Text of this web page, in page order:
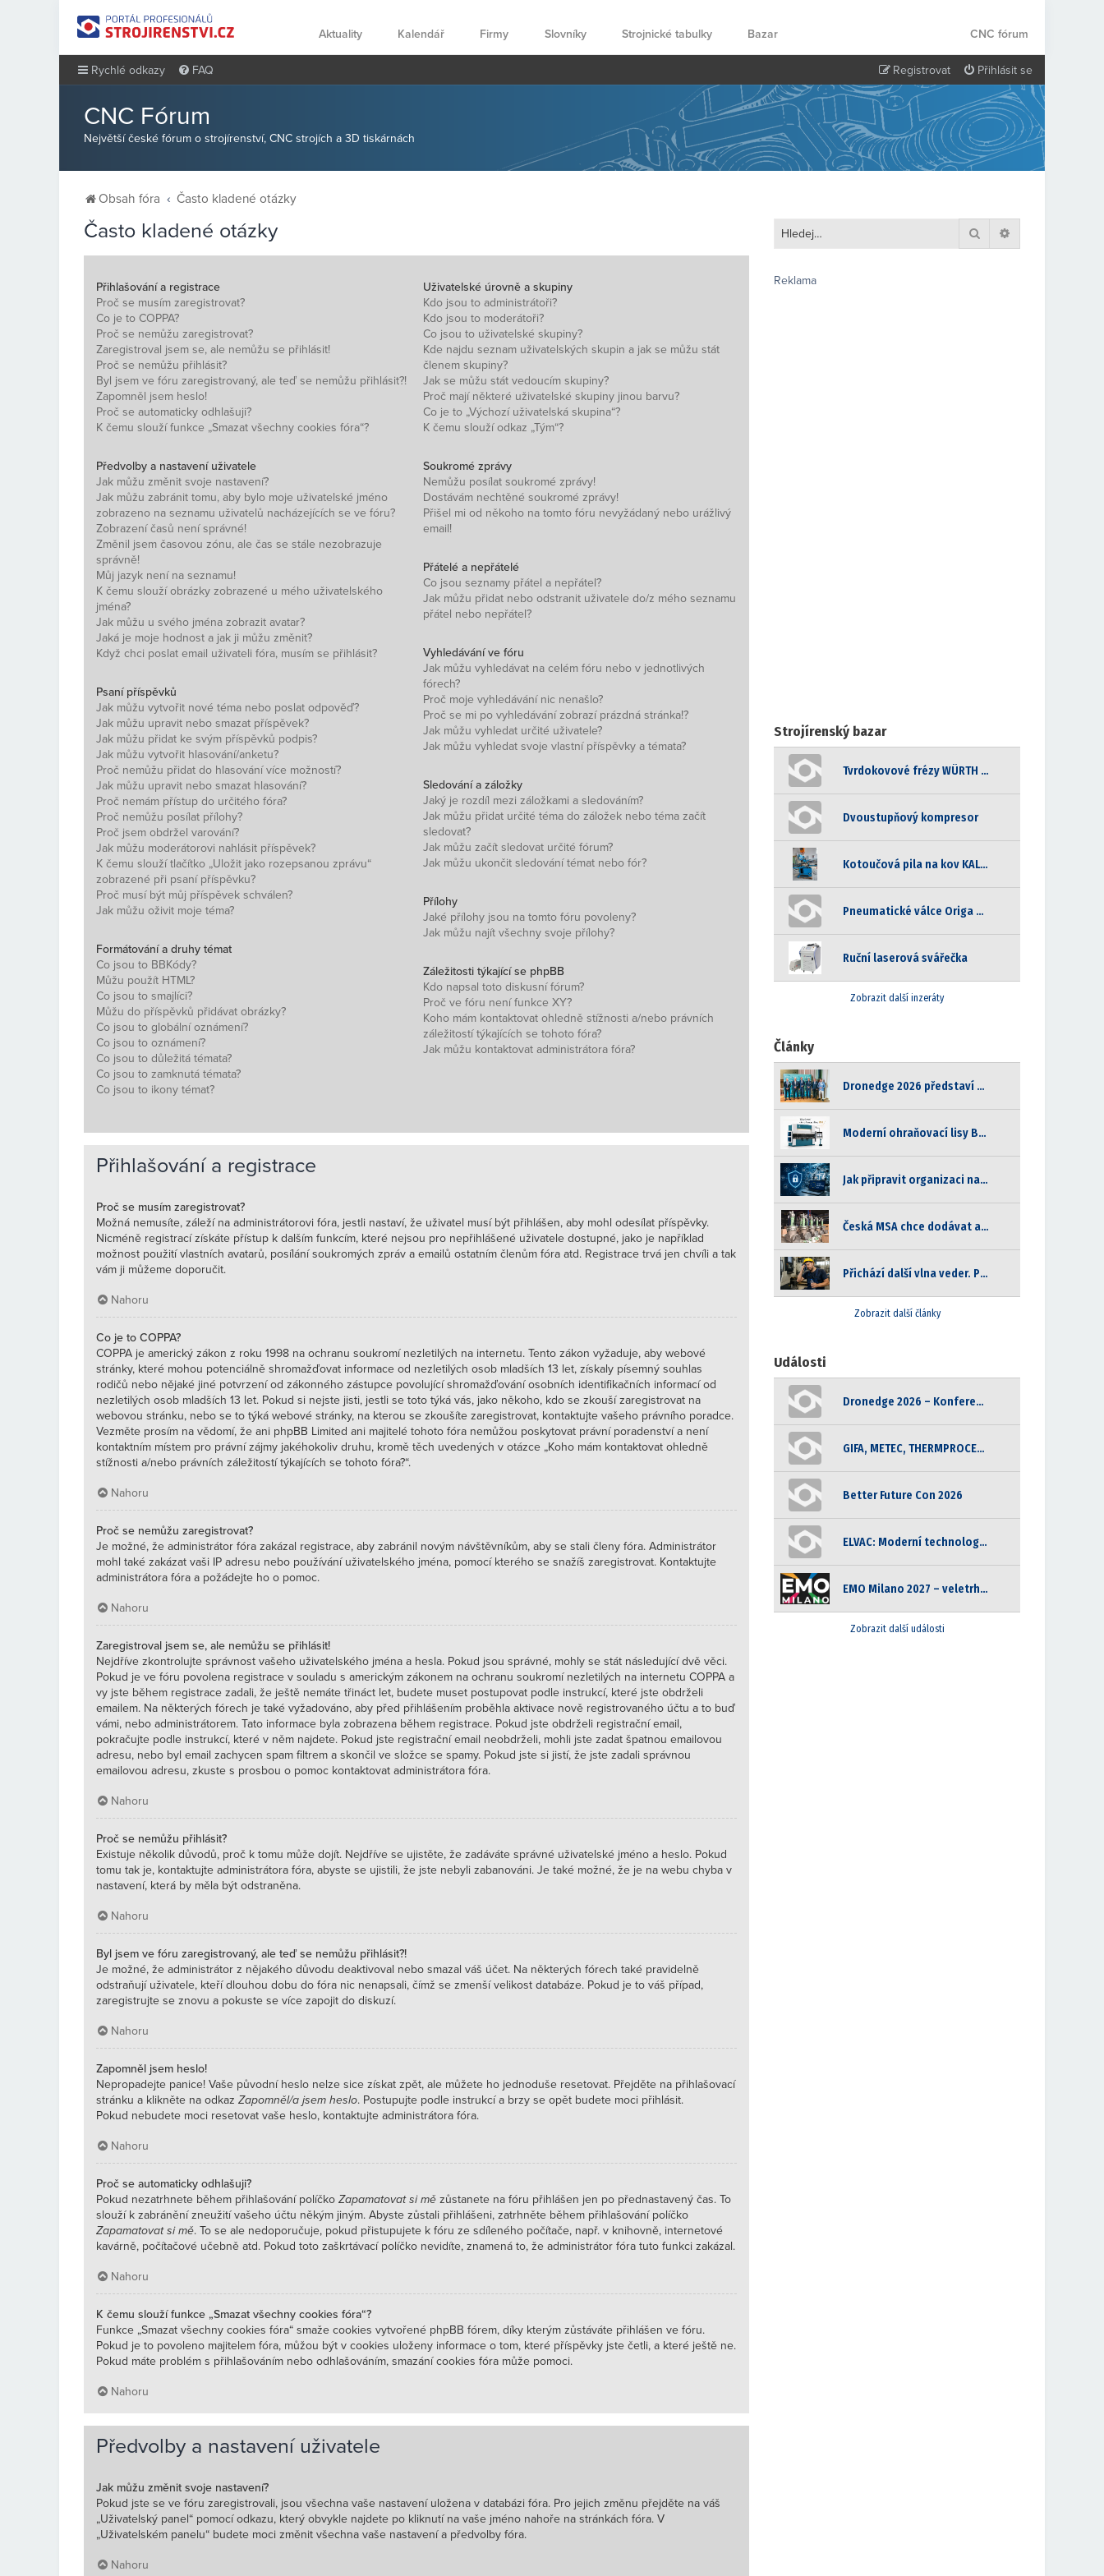
Aktuality Kalendář Firmy Slovníky Strojnické tabulky Bazar CNC fórum
Rychlé odkazy FAQ Přihlásit se
Registrovat
CNC Fórum
Největší české fórum o strojírenství, CNC strojích a 3D tiskárnách
Obsah fóra Často kladené otázky
Často kladené otázky
Přihlašování a registrace
Proč se musím zaregistrovat?
Co je to COPPA?
Proč se nemůžu zaregistrovat?
Zaregistroval jsem se, ale nemůžu se přihlásit!
Proč se nemůžu přihlásit?
Byl jsem ve fóru zaregistrovaný, ale teď se nemůžu přihlásit?!
Zapomněl jsem heslo!
Proč se automaticky odhlašuji?
K čemu slouží funkce „Smazat všechny cookies fóra“?
Předvolby a nastavení uživatele
Jak můžu změnit svoje nastavení?
Jak můžu zabránit tomu, aby bylo moje uživatelské jméno
zobrazeno na seznamu uživatelů nacházejících se ve fóru?
Zobrazení časů není správné!
Změnil jsem časovou zónu, ale čas se stále nezobrazuje
správně!
Můj jazyk není na seznamu!
K čemu slouží obrázky zobrazené u mého uživatelského
jména?
Jak můžu u svého jména zobrazit avatar?
Jaká je moje hodnost a jak ji můžu změnit?
Když chci poslat email uživateli fóra, musím se přihlásit?
Psaní příspěvků
Jak můžu vytvořit nové téma nebo poslat odpověď?
Jak můžu upravit nebo smazat příspěvek?
Jak můžu přidat ke svým příspěvků podpis?
Jak můžu vytvořit hlasování/anketu?
Proč nemůžu přidat do hlasování více možností?
Jak můžu upravit nebo smazat hlasování?
Proč nemám přístup do určitého fóra?
Proč nemůžu posílat přílohy?
Proč jsem obdržel varování?
Jak můžu moderátorovi nahlásit příspěvek?
K čemu slouží tlačítko „Uložit jako rozepsanou zprávu“
zobrazené při psaní příspěvku?
Proč musí být můj příspěvek schválen?
Jak můžu oživit moje téma?
Formátování a druhy témat
Co jsou to BBKódy?
Můžu použít HTML?
Co jsou to smajlíci?
Můžu do příspěvků přidávat obrázky?
Co jsou to globální oznámení?
Co jsou to oznámení?
Co jsou to důležitá témata?
Co jsou to zamknutá témata?
Co jsou to ikony témat?
Uživatelské úrovně a skupiny
Kdo jsou to administrátoři?
Kdo jsou to moderátoři?
Co jsou to uživatelské skupiny?
Kde najdu seznam uživatelských skupin a jak se můžu stát
členem skupiny?
Jak se můžu stát vedoucím skupiny?
Proč mají některé uživatelské skupiny jinou barvu?
Co je to „Výchozí uživatelská skupina“?
K čemu slouží odkaz „Tým“?
Soukromé zprávy
Nemůžu posílat soukromé zprávy!
Dostávám nechtěné soukromé zprávy!
Přišel mi od někoho na tomto fóru nevyžádaný nebo urážlivý
email!
Přátelé a nepřátelé
Co jsou seznamy přátel a nepřátel?
Jak můžu přidat nebo odstranit uživatele do/z mého seznamu
přátel nebo nepřátel?
Vyhledávání ve fóru
Jak můžu vyhledávat na celém fóru nebo v jednotlivých
fórech?
Proč moje vyhledávání nic nenašlo?
Proč se mi po vyhledávání zobrazí prázdná stránka!?
Jak můžu vyhledat určité uživatele?
Jak můžu vyhledat svoje vlastní příspěvky a témata?
Sledování a záložky
Jaký je rozdíl mezi záložkami a sledováním?
Jak můžu přidat určité téma do záložek nebo téma začít
sledovat?
Jak můžu začít sledovat určité fórum?
Jak můžu ukončit sledování témat nebo fór?
Přílohy
Jaké přílohy jsou na tomto fóru povoleny?
Jak můžu najít všechny svoje přílohy?
Záležitosti týkající se phpBB
Kdo napsal toto diskusní fórum?
Proč ve fóru není funkce XY?
Koho mám kontaktovat ohledně stížnosti a/nebo právních
záležitostí týkajících se tohoto fóra?
Jak můžu kontaktovat administrátora fóra?
Přihlašování a registrace
Proč se musím zaregistrovat?
Možná nemusíte, záleží na administrátorovi fóra, jestli nastaví, že uživatel musí být přihlášen, aby mohl odesílat příspěvky.
Nicméně registrací získáte přístup k dalším funkcím, které nejsou pro nepřihlášené uživatele dostupné, jako je například
možnost použití vlastních avatarů, posílání soukromých zpráv a emailů ostatním členům fóra atd. Registrace trvá jen chvíli a tak
vám ji můžeme doporučit.
Nahoru
Co je to COPPA?
COPPA je americký zákon z roku 1998 na ochranu soukromí nezletilých na internetu. Tento zákon vyžaduje, aby webové
stránky, které mohou potenciálně shromažďovat informace od nezletilých osob mladších 13 let, získaly písemný souhlas
rodičů nebo nějaké jiné potvrzení od zákonného zástupce povolující shromažďování osobních identifikačních informací od
nezletilých osob mladších 13 let. Pokud si nejste jisti, jestli se toto týká vás, jako někoho, kdo se zkouší zaregistrovat na
webovou stránku, nebo se to týká webové stránky, na kterou se zkoušíte zaregistrovat, kontaktujte vašeho právního poradce.
Vezměte prosím na vědomí, že ani phpBB Limited ani majitelé tohoto fóra nemůžou poskytovat právní poradenství a není
kontaktním místem pro právní zájmy jakéhokoliv druhu, kromě těch uvedených v otázce „Koho mám kontaktovat ohledně
stížnosti a/nebo právních záležitostí týkajících se tohoto fóra?“.
Nahoru
Proč se nemůžu zaregistrovat?
Je možné, že administrátor fóra zakázal registrace, aby zabránil novým návštěvníkům, aby se stali členy fóra. Administrátor
mohl také zakázat vaši IP adresu nebo používání uživatelského jména, pomocí kterého se snažíš zaregistrovat. Kontaktujte
administrátora fóra a požádejte ho o pomoc.
Nahoru
Zaregistroval jsem se, ale nemůžu se přihlásit!
Nejdříve zkontrolujte správnost vašeho uživatelského jména a hesla. Pokud jsou správné, mohly se stát následující dvě věci.
Pokud je ve fóru povolena registrace v souladu s americkým zákonem na ochranu soukromí nezletilých na internetu COPPA a
vy jste během registrace zadali, že ještě nemáte třináct let, budete muset postupovat podle instrukcí, které jste obdrželi
emailem. Na některých fórech je také vyžadováno, aby před přihlášením proběhla aktivace nově registrovaného účtu a to buď
vámi, nebo administrátorem. Tato informace byla zobrazena během registrace. Pokud jste obdrželi registrační email,
pokračujte podle instrukcí, které v něm najdete. Pokud jste registrační email neobdrželi, mohli jste zadat špatnou emailovou
adresu, nebo byl email zachycen spam filtrem a skončil ve složce se spamy. Pokud jste si jistí, že jste zadali správnou
emailovou adresu, zkuste s prosbou o pomoc kontaktovat administrátora fóra.
Nahoru
Proč se nemůžu přihlásit?
Existuje několik důvodů, proč k tomu může dojít. Nejdříve se ujistěte, že zadáváte správné uživatelské jméno a heslo. Pokud
tomu tak je, kontaktujte administrátora fóra, abyste se ujistili, že jste nebyli zabanováni. Je také možné, že je na webu chyba v
nastavení, která by měla být odstraněna.
Nahoru
Byl jsem ve fóru zaregistrovaný, ale teď se nemůžu přihlásit?!
Je možné, že administrátor z nějakého důvodu deaktivoval nebo smazal váš účet. Na některých fórech také pravidelně
odstraňují uživatele, kteří dlouhou dobu do fóra nic nenapsali, čímž se zmenší velikost databáze. Pokud je to váš případ,
zaregistrujte se znovu a pokuste se více zapojit do diskuzí.
Nahoru
Zapomněl jsem heslo!
Nepropadejte panice! Vaše původní heslo nelze sice získat zpět, ale můžete ho jednoduše resetovat. Přejděte na přihlašovací
stránku a klikněte na odkaz Zapomněl/a jsem heslo. Postupujte podle instrukcí a brzy se opět budete moci přihlásit.
Pokud nebudete moci resetovat vaše heslo, kontaktujte administrátora fóra.
Nahoru
Proč se automaticky odhlašuji?
Pokud nezatrhnete během přihlašování políčko Zapamatovat si mě zůstanete na fóru přihlášen jen po přednastavený čas. To
slouží k zabránění zneužití vašeho účtu někým jiným. Abyste zůstali přihlášeni, zatrhněte během přihlašování políčko
Zapamatovat si mě. To se ale nedoporučuje, pokud přistupujete k fóru ze sdíleného počítače, např. v knihovně, internetové
kavárně, počítačové učebně atd. Pokud toto zaškrtávací políčko nevidíte, znamená to, že administrátor fóra tuto funkci zakázal.
Nahoru
K čemu slouží funkce „Smazat všechny cookies fóra“?
Funkce „Smazat všechny cookies fóra“ smaže cookies vytvořené phpBB fórem, díky kterým zůstáváte přihlášen ve fóru.
Pokud je to povoleno majitelem fóra, můžou být v cookies uloženy informace o tom, které příspěvky jste četli, a které ještě ne.
Pokud máte problém s přihlašováním nebo odhlašováním, smazání cookies fóra může pomoci.
Nahoru
Předvolby a nastavení uživatele
Jak můžu změnit svoje nastavení?
Pokud jste se ve fóru zaregistrovali, jsou všechna vaše nastavení uložena v databázi fóra. Pro jejich změnu přejděte na váš
„Uživatelský panel“ pomocí odkazu, který obvykle najdete po kliknutí na vaše jméno nahoře na stránkách fóra. V
„Uživatelském panelu“ budete moci změnit všechna vaše nastavení a předvolby fóra.
Nahoru
Hledat
Reklama